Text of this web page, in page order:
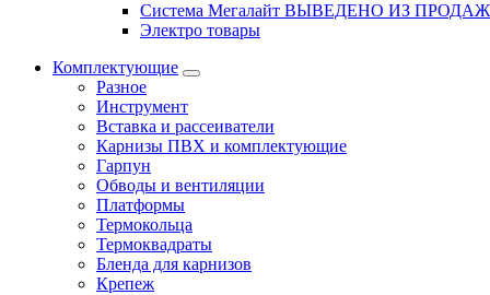
Система Мегалайт ВЫВЕДЕНО ИЗ
Электро товары
Комплектующие
Разное
Инструмент
Вставка и рассеиватели
Карнизы ПВХ и комплектующие
Гарпун
Обводы и вентиляции
Платформы
Термокольца
Термоквадраты
Бленда для карнизов
Крепеж